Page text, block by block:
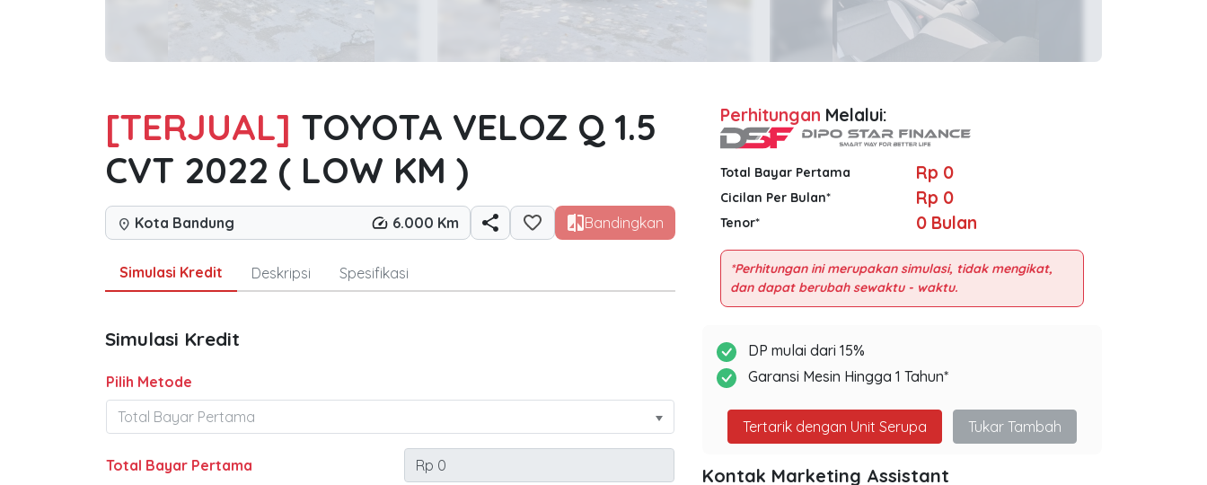
[TERJUAL] TOYOTA VELOZ Q 1.5
CVT 2022 ( LOW KM )
location_on Kota Bandung 6.000 Km Bandingkan
Simulasi Kredit Deskripsi Spesifikasi
Simulasi Kredit
Pilih Metode
Total Bayar Pertama
Perhitungan Melalui:
Total Bayar Pertama Rp 0
Cicilan Per Bulan* Rp 0
Tenor* 0Bulan
*Perhitungan ini merupakan simulasi, tidak mengikat,
DP mulai dari 15%
Garansi Mesin Hingga 1 Tahun*
Tertarik dengan Unit Serupa Tukar Tambah
Kontak Marketing Assistant